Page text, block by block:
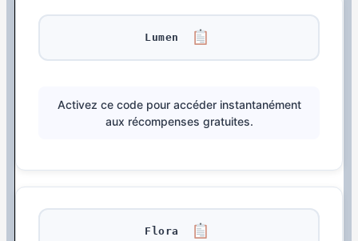
Lumen
Activez ce code pour accéder instantanément
aux récompenses gratuites.
Flora